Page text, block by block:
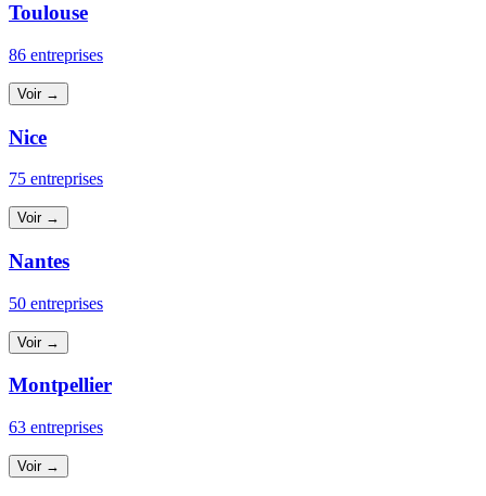
Toulouse
86 entreprises
Voir →
Nice
75 entreprises
Voir →
Nantes
50 entreprises
Voir →
Montpellier
63 entreprises
Voir →